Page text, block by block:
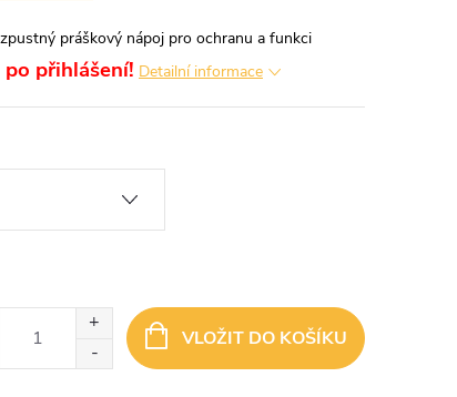
práškový nápoj pro ochranu a funkci
přihlášení! Detailní informace
VLOŽIT DO KOŠÍKU